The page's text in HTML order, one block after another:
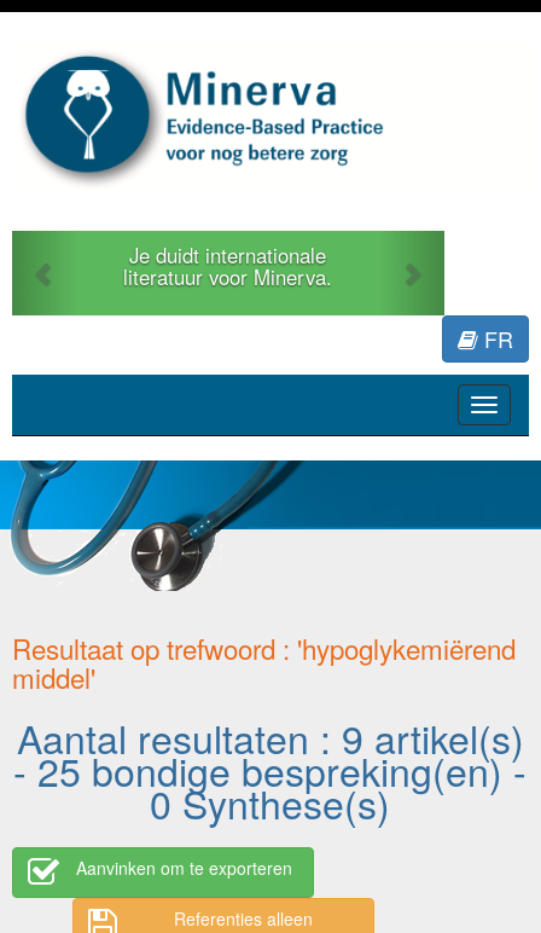
Je duidt internationale
literatuur voor Minerva.
Previous
FR
Toggle
Resultaat op trefwoord : 'hypoglykemiërend
middel'
Aantal resultaten : 9 artikel(s)
- 25 bondige bespreking(en) -
0 Synthese(s)
Aanvinken om te exporteren
Referenties alleen